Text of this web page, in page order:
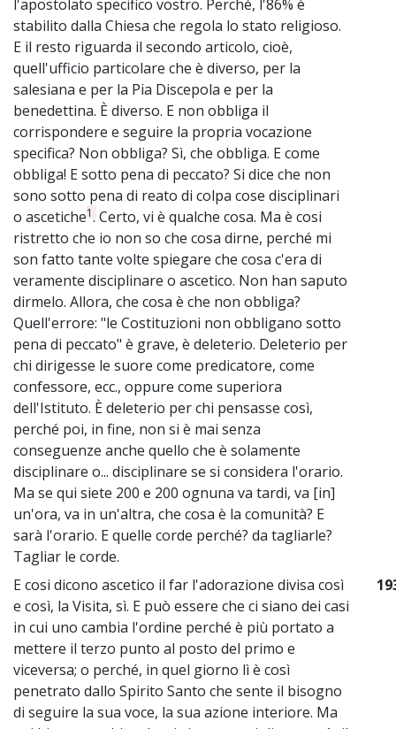
l'apostolato specifico vostro. Perché, l'86% è
stabilito dalla Chiesa che regola lo stato religioso.
E il resto riguarda il secondo articolo, cioè,
quell'ufficio particolare che è diverso, per la
salesiana e per la Pia Discepola e per la
benedettina. È diverso. E non obbliga il
corrispondere e seguire la propria vocazione
specifica? Non obbliga? Sì, che obbliga. E come
obbliga! E sotto pena di peccato? Si dice che non
sono sotto pena di reato di colpa cose disciplinari
o ascetiche1. Certo, vi è qualche cosa. Ma è cosi
ristretto che io non so che cosa dirne, perché mi
son fatto tante volte spiegare che cosa c'era di
veramente disciplinare o ascetico. Non han saputo
dirmelo. Allora, che cosa è che non obbliga?
Quell'errore: "le Costituzioni non obbligano sotto
pena di peccato" è grave, è deleterio. Deleterio per
chi dirigesse le suore come predicatore, come
confessore, ecc., oppure come superiora
dell'Istituto. È deleterio per chi pensasse così,
perché poi, in fine, non si è mai senza
conseguenze anche quello che è solamente
disciplinare o... disciplinare se si considera l'orario.
Ma se qui siete 200 e 200 ognuna va tardi, va [in]
un'ora, va in un'altra, che cosa è la comunità? E
sarà l'orario. E quelle corde perché? da tagliarle?
Tagliar le corde.
E cosi dicono ascetico il far l'adorazione divisa così
e così, la Visita, sì. E può essere che ci siano dei casi
in cui uno cambia l'ordine perché è più portato a
mettere il terzo punto al posto del primo e
viceversa; o perché, in quel giorno lì è così
penetrato dallo Spirito Santo che sente il bisogno
di seguire la sua voce, la sua azione interiore. Ma